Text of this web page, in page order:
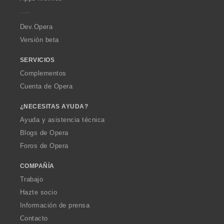
a
Dev.Opera
Versión beta
SERVICIOS
Complementos
Cuenta de Opera
¿NECESITAS AYUDA?
Ayuda y asistencia técnica
Blogs de Opera
Foros de Opera
COMPAÑÍA
Trabajo
Hazte socio
Información de prensa
Contacto